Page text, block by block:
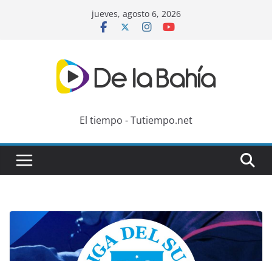
jueves, agosto 6, 2026
El tiempo - Tutiempo.net